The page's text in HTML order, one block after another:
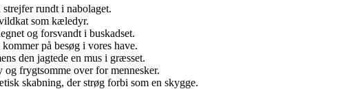
rundt i nabolaget.
som kæledyr.
og forsvandt i buskadset.
på besøg i vores have.
den jagtede en mus i græsset.
og frygtsomme over for mennesker.
skabning, der strøg forbi som en skygge.